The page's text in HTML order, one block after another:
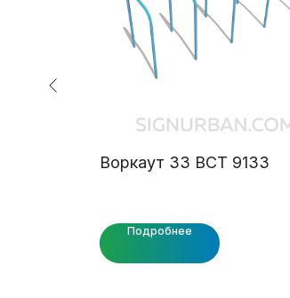
Воркаут 33 ВСТ 9133
Подробнее